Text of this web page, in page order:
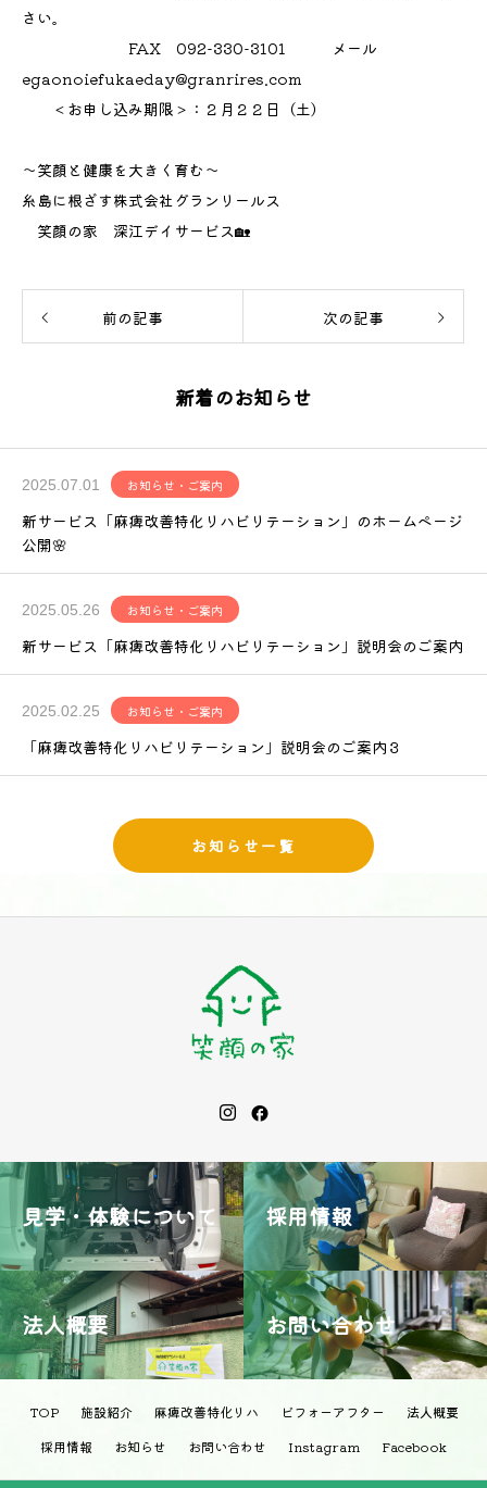
さい。
FAX 092-330-3101 メール
egaonoiefukaeday@granrires.com
＜お申し込み期限＞：２月２２日（土）
～笑顔と健康を大きく育む～
糸島に根ざす株式会社グランリールス
笑顔の家 深江デイサービス🏡
前の記事 次の記事
新着のお知らせ
2025.07.01 お知らせ・ご案内
新サービス「麻痺改善特化リハビリテーション」のホームページ
公開🌸
2025.05.26 お知らせ・ご案内
新サービス「麻痺改善特化リハビリテーション」説明会のご案内
2025.02.25 お知らせ・ご案内
「麻痺改善特化リハビリテーション」説明会のご案内３
お知らせ一覧
見学・体験について 採用情報
法人概要 お問い合わせ
TOP 施設紹介 麻痺改善特化リハ ビフォーアフター
法人概要
採用情報
お知らせ お問い合わせ Instagram Facebook